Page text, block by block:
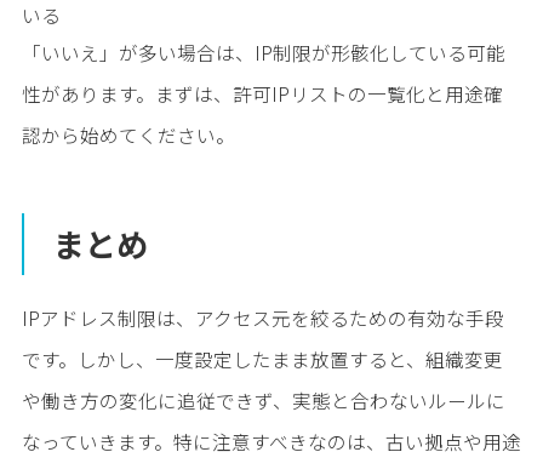
いる
「いいえ」が多い場合は、IP制限が形骸化している可能
性があります。まずは、許可IPリストの一覧化と用途確
認から始めてください。
まとめ
IPアドレス制限は、アクセス元を絞るための有効な手段
です。しかし、一度設定したまま放置すると、組織変更
や働き方の変化に追従できず、実態と合わないルールに
なっていきます。特に注意すべきなのは、古い拠点や用途